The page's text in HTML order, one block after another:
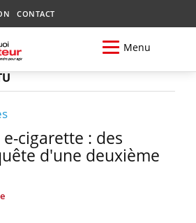
CONTACT
Menu
cigarette : des
d'une deuxième